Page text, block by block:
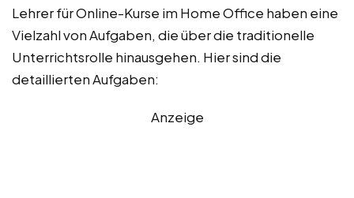
Lehrer für Online-Kurse im Home Office haben eine
Vielzahl von Aufgaben, die über die traditionelle
Unterrichtsrolle hinausgehen. Hier sind die
detaillierten Aufgaben:
Anzeige